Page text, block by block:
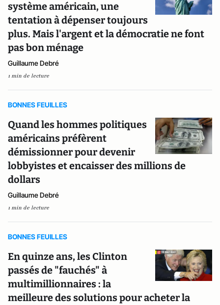
système américain, une
tentation à dépenser toujours
plus. Mais l'argent et la démocratie ne font
pas bon ménage
Guillaume Debré
1 min de lecture
BONNES FEUILLES
Quand les hommes politiques
américains préfèrent
démissionner pour devenir
lobbyistes et encaisser des millions de
dollars
Guillaume Debré
1 min de lecture
BONNES FEUILLES
En quinze ans, les Clinton
passés de "fauchés" à
multimillionnaires : la
meilleure des solutions pour acheter la